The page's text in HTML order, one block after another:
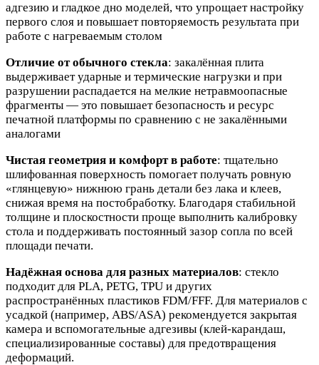
адгезию и гладкое дно моделей, что упрощает настройку
первого слоя и повышает повторяемость результата при
работе с нагреваемым столом
Отличие от обычного стекла: закалённая плита
выдерживает ударные и термические нагрузки и при
разрушении распадается на мелкие нетравмоопасные
фрагменты — это повышает безопасность и ресурс
печатной платформы по сравнению с не закалёнными
аналогами
Чистая геометрия и комфорт в работе: тщательно
шлифованная поверхность помогает получать ровную
«глянцевую» нижнюю грань детали без лака и клеев,
снижая время на постобработку. Благодаря стабильной
толщине и плоскостности проще выполнить калибровку
стола и поддерживать постоянный зазор сопла по всей
площади печати.
Надёжная основа для разных материалов: стекло
подходит для PLA, PETG, TPU и других
распространённых пластиков FDM/FFF. Для материалов с
усадкой (например, ABS/ASA) рекомендуется закрытая
камера и вспомогательные адгезивы (клей-карандаш,
специализированные составы) для предотвращения
деформаций.